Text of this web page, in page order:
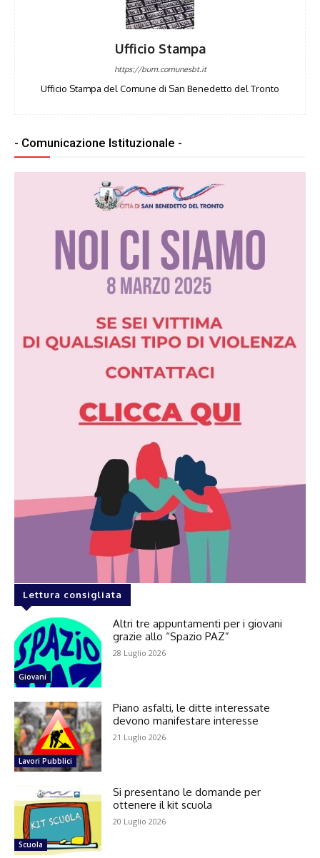
Ufficio Stampa
https://bum.comunesbt.it
Ufficio Stampa del Comune di San Benedetto del Tronto
- Comunicazione Istituzionale -
Lettura consigliata
Giovani
Altri tre appuntamenti per i giovani
grazie allo “Spazio PAZ”
28 Luglio 2026
Lavori Pubblici
Piano asfalti, le ditte interessate
devono manifestare interesse
21 Luglio 2026
Scuola
Si presentano le domande per
ottenere il kit scuola
20 Luglio 2026